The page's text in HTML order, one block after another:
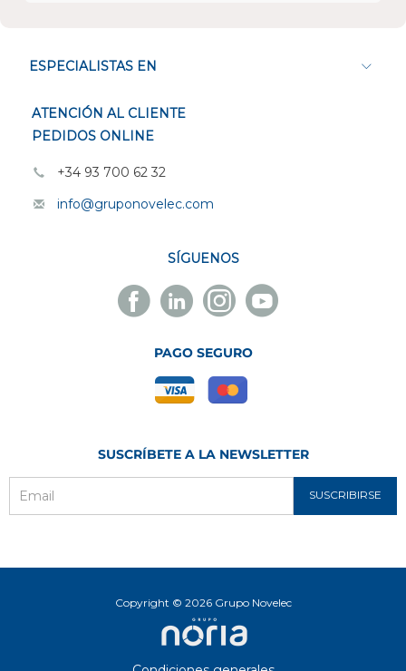
ESPECIALISTAS EN
ATENCIÓN AL CLIENTE
PEDIDOS ONLINE
+34 93 700 62 32
info@gruponovelec.com
SÍGUENOS
Facebook
Novelec
Linkedin
Novelec
Instagram
Novelec
Youtube
Novelec
PAGO SEGURO
SUSCRÍBETE A LA NEWSLETTER
SUSCRIBIRSE
Copyright © 2026 Grupo Novelec